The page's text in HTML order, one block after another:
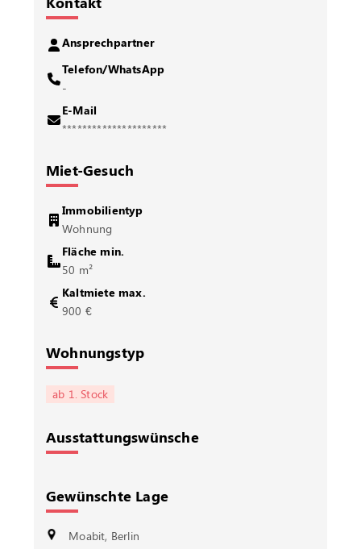
Ansprechpartner
Telefon/WhatsApp
-
E-Mail
*********************
Miet-Gesuch
Immobilientyp
Wohnung
Fläche min.
50 m²
Kaltmiete max.
900 €
Wohnungstyp
ab 1. Stock
Ausstattungswünsche
Gewünschte Lage
Moabit, Berlin